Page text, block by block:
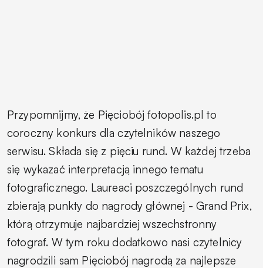
Przypomnijmy, że Pięciobój fotopolis.pl to
coroczny konkurs dla czytelników naszego
serwisu. Składa się z pięciu rund. W każdej trzeba
się wykazać interpretacją innego tematu
fotograficznego. Laureaci poszczególnych rund
zbierają punkty do nagrody głównej - Grand Prix,
którą otrzymuje najbardziej wszechstronny
fotograf. W tym roku dodatkowo nasi czytelnicy
nagrodzili sam Pięciobój nagrodą za najlepsze